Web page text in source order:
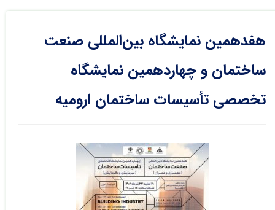
هفدهمین نمایشگاه بین‌المللی صنعت
ساختمان و چهاردهمین نمایشگاه
تخصصی تأسیسات ساختمان ارومیه